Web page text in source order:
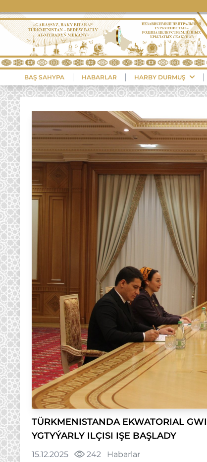
BAŞ SAHYPA HABARLAR HARBY DURMUŞ
TÜRKMENISTANDA EKWATORIAL
YGTYÝARLY ILÇISI IŞE BAŞLADY
15.12.2025 242 Habarlar